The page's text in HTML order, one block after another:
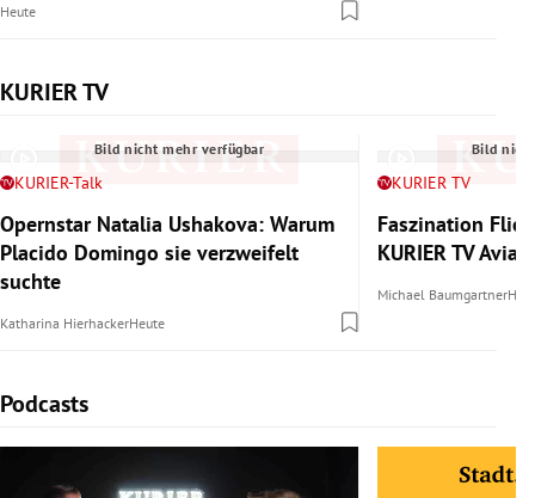
Heute
KURIER TV
Slide 1 von 6
Bild nicht mehr verfügbar
KURIER-Talk
Opernstar Natalia Ushakova: Warum
Placido Domingo sie verzweifelt
suchte
Katharina HierhackerHeute
Bild
KURIER TV
Faszination
KURIER TV
Michael Baumgartner
Podcasts
Slide 1 von 6